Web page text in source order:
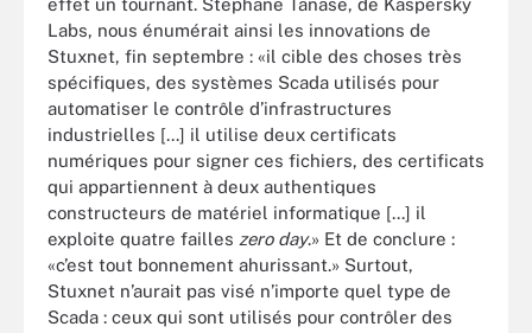
Labs, nous énumérait ainsi les innovations de
Stuxnet, fin septembre : «il cible des choses très
spécifiques, des systèmes Scada utilisés pour
automatiser le contrôle d’infrastructures
industrielles [...] il utilise deux certificats
numériques pour signer ces fichiers, des certificats
qui appartiennent à deux authentiques
constructeurs de matériel informatique [...] il
exploite quatre failles zero day.» Et de conclure :
«c’est tout bonnement ahurissant.» Surtout,
Stuxnet n’aurait pas visé n’importe quel type de
Scada : ceux qui sont utilisés pour contrôler des